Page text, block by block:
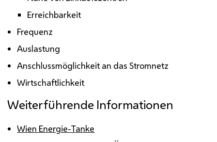
Erreichbarkeit
Frequenz
Auslastung
Anschlussmöglichkeit an das Stromnetz
Wirtschaftlichkeit
Weiterführende Informationen
Wien Energie-Tanke